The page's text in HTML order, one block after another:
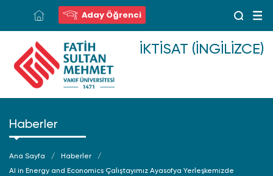
Aday Öğrenci
İKTISAT (İNGILIZCE)
Haberler
Ana Sayfa
Haberler
AI in Energy and Economics Çalıştayımız Ayasofya Yerleşkemizde